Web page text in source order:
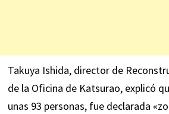
Takuya Ishida, director de
de la Oficina de Katsurao, explicó
unas 93 personas, fue declarada